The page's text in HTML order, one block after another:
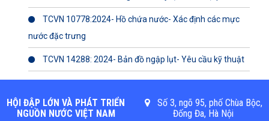
TCVN 10778:2024- Hồ chứa nước- Xác định các mực
nước đặc trưng
TCVN 14288: 2024- Bản đồ ngập lụt- Yêu cầu kỹ thuật
HỘI ĐẬP LỚN VÀ PHÁT TRIỂN
NGUỒN NƯỚC VIỆT NAM
Số 3, ngõ 95, phố Chùa Bộc,
Đống Đa, Hà Nội